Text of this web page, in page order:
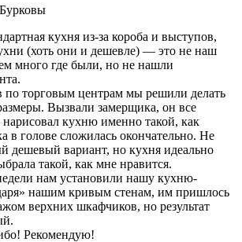
кухня из-за короба и выступов,
(хоть они и дешевле) — это не наш
много где были, но не нашли
по торговым центрам мы решили делать
Вызвали замерщика, он все
кухню именно такой, как
в голове сложилась окончательно. Не
дешевый вариант, но кухня идеально
такой, как мне нравится.
нам установили нашу кухню-
нашим кривым стенам, им пришлось
верхних шкафчиков, но результат
Рекомендую!